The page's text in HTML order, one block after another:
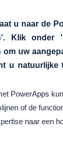
u naar de
Klik onder
uw
u natuurlijke
PowerApps
of de
naar een